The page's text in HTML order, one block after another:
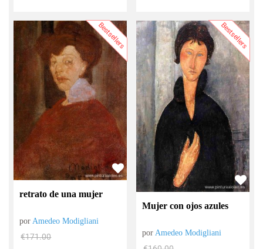
Bestsellers
retrato de una mujer
porAmedeo Modigliani
€171.00
Bestsellers
Mujer con ojos azules
por Amedeo Modigliani